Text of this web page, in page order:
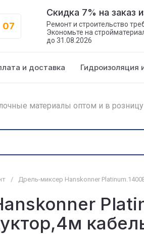
06
Скидка 7% на заказ
Ремонт и строительство
Экономьте на
до 31.08.2026
и доставка Гидроизоляция
материалы оптом и в розницу
/ Дрель-миксер Hanskonner